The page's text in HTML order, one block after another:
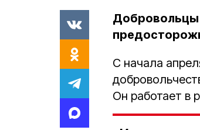
Добровольцы
С начала
Он работает в